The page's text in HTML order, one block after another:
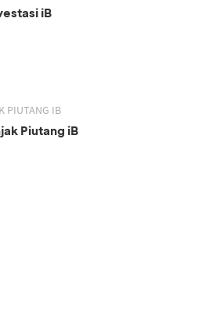
iB
PIUTANG IB
Piutang iB